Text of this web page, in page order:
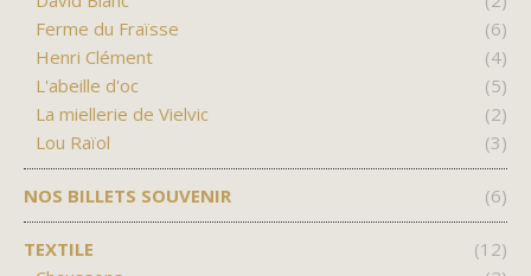
Ferme du Fraïsse
(6)
Henri Clément
(4)
L'abeille d'oc
(5)
La miellerie de Vielvic
(2)
Lou Raïol
(3)
NOS BILLETS SOUVENIR (6)
TEXTILE
(12)